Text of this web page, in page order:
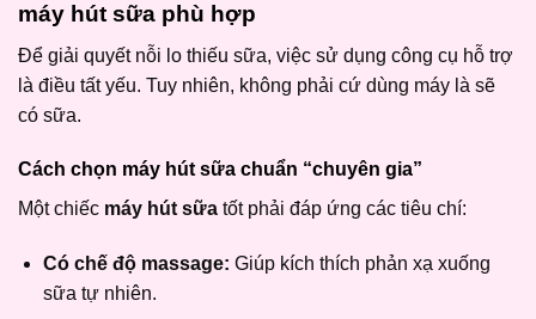
máy hút sữa phù hợp
Để giải quyết nỗi lo thiếu sữa, việc sử dụng công cụ hỗ trợ
là điều tất yếu. Tuy nhiên, không phải cứ dùng máy là sẽ
có sữa.
Cách chọn máy hút sữa chuẩn “chuyên gia”
Một chiếc máy hút sữa tốt phải đáp ứng các tiêu chí:
Có chế độ massage: Giúp kích thích phản xạ xuống
sữa tự nhiên.